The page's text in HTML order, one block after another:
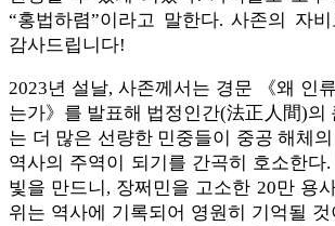
“홍법하렴”이라고 말한다. 사존의 자
감사드립니다!
2023년 설날, 사존께서는 경문 《왜 인
는가》를 발표해 법정인간(法正人間)의
는 더 많은 선량한 민중들이 중공 해체
역사의 주역이 되기를 간곡히 호소한다
빛을 만드니, 장쩌민을 고소한 20만 용
위는 역사에 기록되어 영원히 기억될